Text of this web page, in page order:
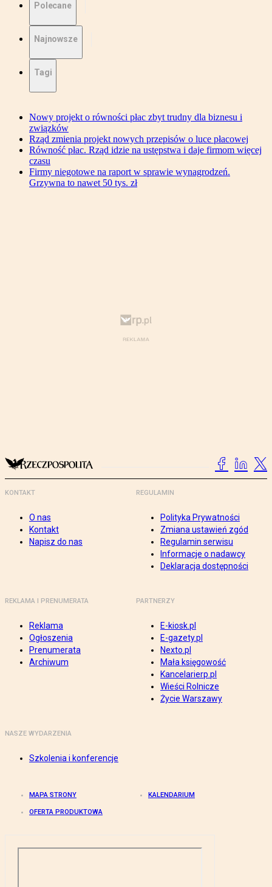
Polecane
Najnowsze
Tagi
Nowy projekt o równości płac zbyt trudny dla biznesu i
związków
Rząd zmienia projekt nowych przepisów o luce płacowej
Równość płac. Rząd idzie na ustępstwa i daje firmom więcej
czasu
Firmy niegotowe na raport w sprawie wynagrodzeń.
Grzywna to nawet 50 tys. zł
KONTAKT
O nas
Kontakt
Napisz do nas
REGULAMIN
Polityka Prywatności
Zmiana ustawień zgód
Regulamin serwisu
Informacje o nadawcy
Deklaracja dostępności
REKLAMA I PRENUMERATA
Reklama
Ogłoszenia
Prenumerata
Archiwum
PARTNERZY
E-kiosk.pl
E-gazety.pl
Nexto.pl
Mała księgowość
Kancelarierp.pl
Wieści Rolnicze
Życie Warszawy
NASZE WYDARZENIA
Szkolenia i konferencje
MAPA STRONY KALENDARIUM
OFERTA PRODUKTOWA